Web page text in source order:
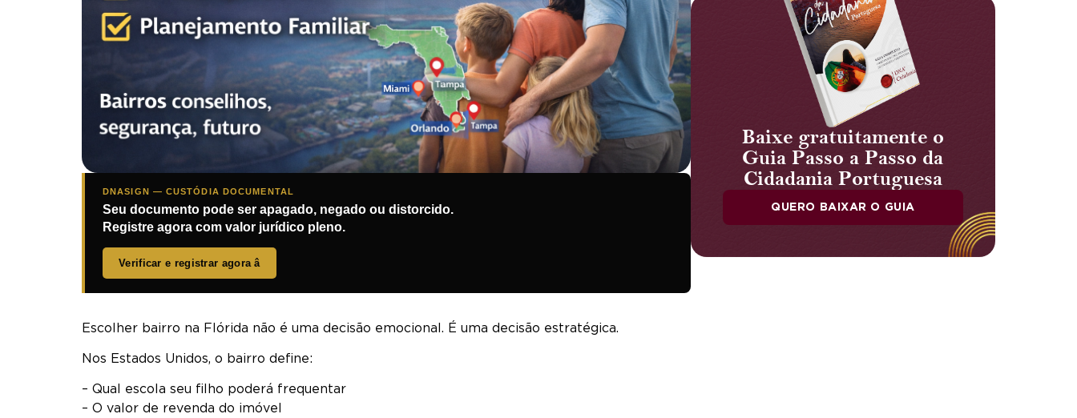
DNASIGN — CUSTÓDIA DOCUMENTAL
Seu documento pode ser apagado, negado ou distorcido.
Registre agora com valor jurídico pleno.
Verificar e registrar agora â
Escolher bairro na Flórida não é uma decisão emocional. É uma decisão estratégica.
Nos Estados Unidos, o bairro define:
– Qual escola seu filho poderá frequentar
– O valor de revenda do imóvel
Baixe gratuitamente o
Guia Passo a Passo da
Cidadania Portuguesa
QUERO BAIXAR O GUIA